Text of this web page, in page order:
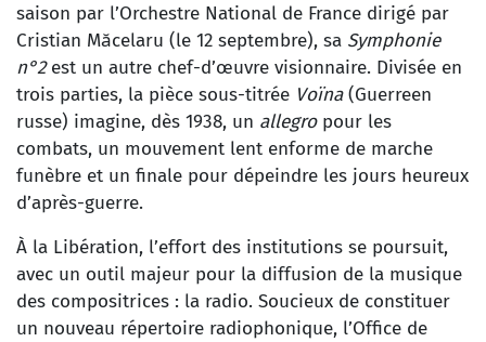
saison par l’Orchestre National de France dirigé par
Cristian Măcelaru (le 12 septembre), sa Symphonie
n°2est un autre chef-d’œuvre visionnaire. Divisée en
trois parties, la pièce sous-titrée Voïna(Guerreen
russe) imagine, dès 1938, un allegro pour les
combats, un mouvement lent enforme de marche
funèbre et un finale pour dépeindre les jours heureux
d’après-guerre.
À la Libération, l’effort des institutions se poursuit,
avec un outil majeur pour la diffusion de la musique
des compositrices : la radio. Soucieux de constituer
un nouveau répertoire radiophonique, l’Office de